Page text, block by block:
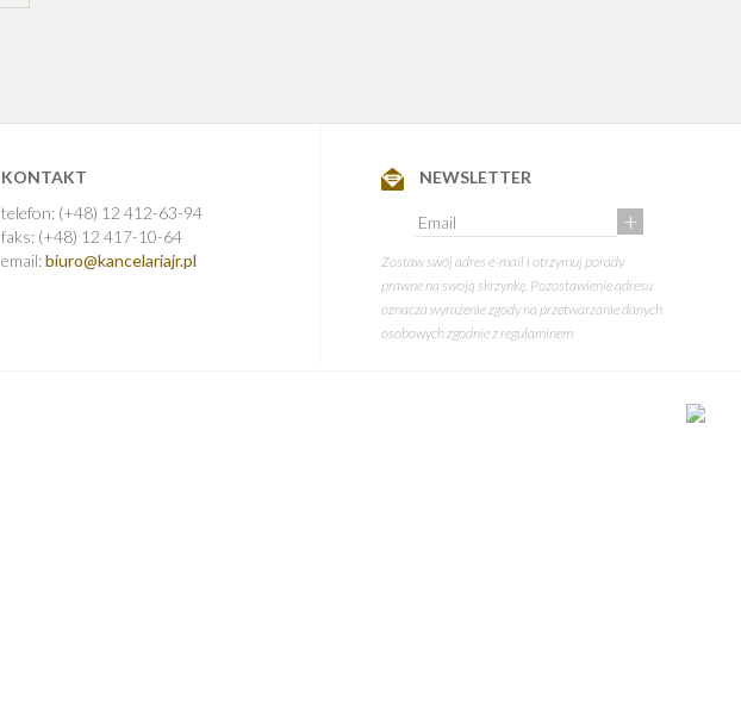
KONTAKT
telefon: (+48) 12 412-63-94
faks: (+48) 12 417-10-64
email:biuro@kancelariajr.pl
NEWSLETTER
+
Zostaw swój adres e-mail i otrzymuj porady
prawne na swoją skrzynkę. Pozostawienie adresu
oznacza wyrażenie zgody na przetwarzanie danych
osobowych zgodnie zregulaminem